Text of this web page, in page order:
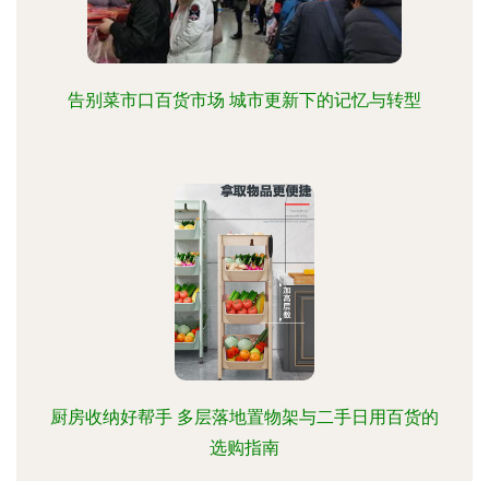
告别菜市口百货市场 城市更新下的记忆与转型
厨房收纳好帮手 多层落地置物架与二手日用百货的
选购指南